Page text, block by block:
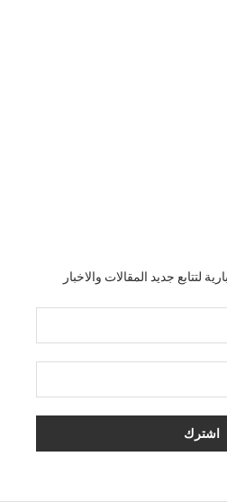
لتتابع جديد المقالات والاخبار